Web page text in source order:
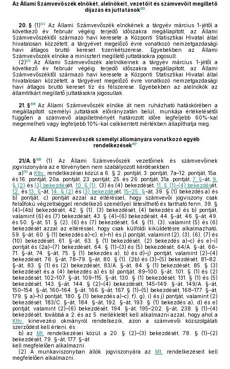
Az Állami Számvevőszék elnökét, alelnökeit, vezetőit és számvevőit megillető
díjazás és juttatások63
20. § (1)64
Az Állami Számvevőszék elnökének a tárgyév március 1-jétől a
következő év február végéig terjedő időszakra megállapított, az Állami
Számvevőszéktől származó havi keresete a Központi Statisztikai Hivatal által
hivatalosan közzétett, a tárgyévet megelőző évre vonatkozó nemzetgazdasági
havi átlagos bruttó kereset tizenkétszerese. Egyebekben az Állami
Számvevőszék elnöke a minisztert megillető juttatásokra jogosult.
(2)65
Az Állami Számvevőszék alelnökeinek a tárgyév március 1-jétől a
következő év február végéig terjedő időszakra megállapított, az Állami
Számvevőszéktől származó havi keresete a Központi Statisztikai Hivatal által
hivatalosan közzétett, a tárgyévet megelőző évre vonatkozó nemzetgazdasági
havi átlagos bruttó kereset tíz és félszerese. Egyebekben az alelnökök az
államtitkárt megillető juttatásokra jogosultak.
21. §66 Az Állami Számvevőszék elnöke át nem ruházható hatáskörében a
megállapított személyi juttatások előirányzatán belül, munkája értékelésétől
függően a számvevő alapilletményét határozott időre legfeljebb 60%-kal
megemelheti vagy legfeljebb 10%-kal csökkentett mértékben állapíthatja meg.
Az Állami Számvevőszék személyi állományára vonatkozó egyéb
rendelkezések67
21/A. §68 (1)
Az Állami Számvevőszék vezetőinek és számvevőinek
jogviszonyára az e törvényben nem szabályozott kérdésekben
a)69 a Kttv.
rendelkezései közül a 6. § 2. pontját, 3. pontját, 7a–12. pontját, 15a.
és 16. pontját, 20a. pontját, 23. pontját, 25. és 26. pontját, 31a. pontját,7. §-át, 9.
§ (2) és (3) bekezdését, 10. § (1) , (3) és (4) bekezdését,11. § (1)–(4) bekezdését,
12.
és13. §-át,14. § (2) és (3) bekezdését,15–25. §-át, 39. § (1) bekezdés a) és
b) pontját, c) pontját azzal az eltéréssel, hogy számvevői jogviszony csak
felsőfokú végzettséggel rendelkező személlyel létesíthető és tartható fenn, 39. §
(4)–(4b) bekezdését, 42. § (1), (3) bekezdését, (4) bekezdés a) és b) pontját,
valamint (6) és (7) bekezdését, 43. § (4)–(6) bekezdését, 44. §-át, 46. §-át, 49.
és 50. §-át, 51. § (2), (6) és (7) bekezdését, 54. § (1), (3), valamint (5) és (6)
bekezdését azzal az eltéréssel, hogy csak külföldi kiküldetésre alkalmazható,
59. §-át, 60. § (1) bekezdés a)–c), e)–h) és j) pontját, valamint (2), (3), (6), (7) és
(10) bekezdését, 61. §-át, 63. § (1) bekezdését, (2) bekezdés a)–c) és e)–i)
pontját és (2a)–(7) bekezdését, 64. § (1)–(3) és (5) bekezdését, 64/A. §-át, 66–
71. §-át, 74. §-át, 75. § (1) bekezdés a), b) és d)–j) pontját, valamint (2)–(4)
bekezdését, 76. §-át, 78–79. §-át, 80. § (1), (2b) és (3)–(5) bekezdését, 81–82.
§-át, 83. § (1) és (2) bekezdését, 83/A. §-át, 84. § (1) bekezdését, 85. § (3)
bekezdését és a (4) bekezdés a) és b) pontját, 89–100. §-át, 101. § (1) és (2)
bekezdését, 102–107. §-át, 109–115. §-át, 130. § (1) bekezdését, 131. § (1) és (5)
bekezdését, 143. §-át, 144. § (2)–(4) bekezdését, 145–149. §-át, 149/A. §-át,
150–154. §-át, 160–164. §-át, 166. §-át, 167. § (1)–(5) bekezdését, 168–177. §-át,
179. § a)–h) pontját, 180. § (1) bekezdés a)–c), f), g), i) és j) pontját, valamint (2)
bekezdését, 183/C. §-át, 184. §-át, 192. §-át, 193. § (1) bekezdés a), d) és e)
pontját, valamint (2)–(6) bekezdését, 194. §-át, 195–202. §-át, 238. § (1)–(4)
bekezdését, továbbá a 2. és az 5. mellékletét kell alkalmazni azzal, hogy ahol a
Kttv.
kinevezési okmányról rendelkezik, azon a számvevői közszolgálati
szerződést kell érteni, és
b) az Mt.
rendelkezései közül a 20. § (2)–(3) bekezdését, 78. § (1)–(2)
bekezdését, 79. §-át, 177. §-át
kell megfelelően alkalmazni.
(2) A munkaviszonyban állók jogviszonyára az Mt.
rendelkezéseit kell
megfelelően alkalmazni.